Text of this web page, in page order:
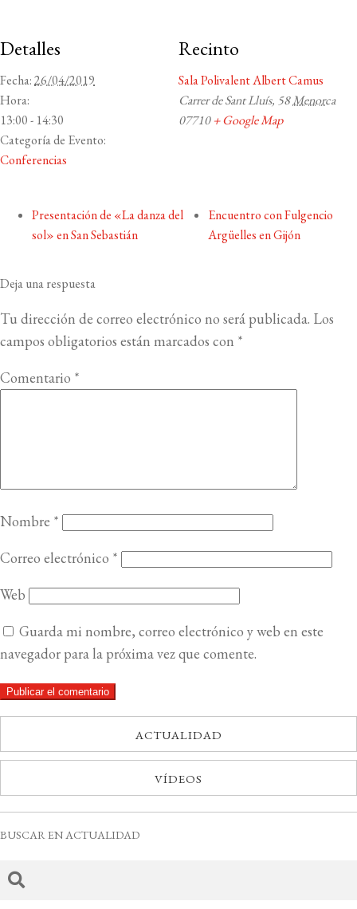
Detalles
Fecha:26/04/2019
Hora:
13:00 - 14:30
Categoría de Evento:
Conferencias
Recinto
Sala Polivalent Albert Camus
Carrer de Sant Lluís, 58Menorca
07710 + Google Map
Presentación de «La danza del
sol» en San Sebastián
Encuentro con Fulgencio
Argüelles en Gijón
Deja una respuesta
Tu dirección de correo electrónico no será publicada. Los
campos obligatorios están marcados con *
Comentario *
Nombre *
Correo electrónico *
Web
Guarda mi nombre, correo electrónico y web en este
navegador para la próxima vez que comente.
ACTUALIDAD
VÍDEOS
BUSCAR EN ACTUALIDAD